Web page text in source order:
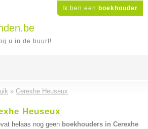
Ik ben een boekhouder
u in de buurt!
» Cerexhe Heuseux
Heuseux
helaas nog geen boekhouders in Cerexhe